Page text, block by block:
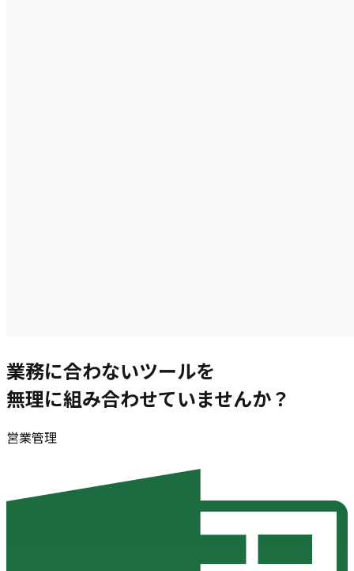
業務に合わないツールを
無理に組み合わせていませんか？
営業管理